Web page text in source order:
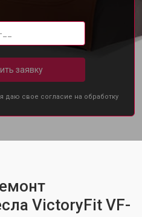
заявку
даю свое согласие на обработку
VictoryFit VF-